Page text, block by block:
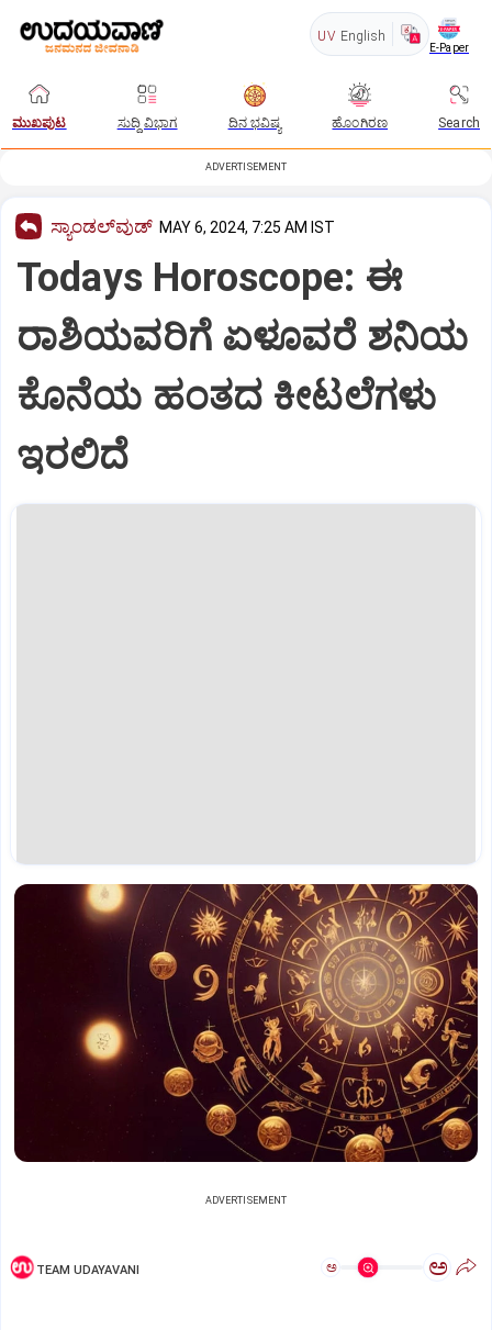
UV English
E-Paper
ಮುಖಪುಟ ಸುದ್ದಿ ವಿಭಾಗ ದಿನ ಭವಿಷ್ಯ ಹೊಂಗಿರಣ Search
ADVERTISEMENT
ಸ್ಯಾಂಡಲ್‌ವುಡ್‌ MAY 6, 2024, 7:25 AM IST
Todays Horoscope: ಈ
ರಾಶಿಯವರಿಗೆ ಏಳೂವರೆ ಶನಿಯ
ಕೊನೆಯ ಹಂತದ ಕೀಟಲೆಗಳು
ಇರಲಿದೆ
ADVERTISEMENT
TEAM UDAYAVANI ಅ ಅ